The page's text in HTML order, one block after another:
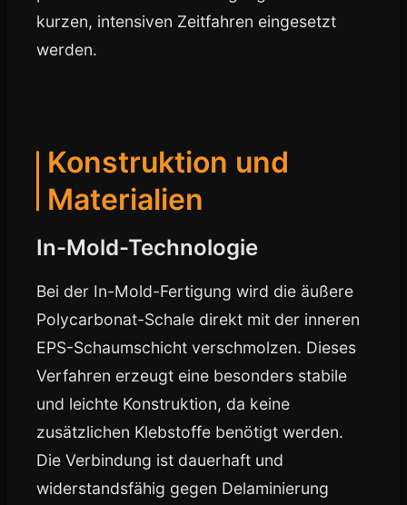
kurzen, intensiven Zeitfahren eingesetzt
werden.
Konstruktion und
Materialien
In-Mold-Technologie
Bei der In-Mold-Fertigung wird die äußere
Polycarbonat-Schale direkt mit der inneren
EPS-Schaumschicht verschmolzen. Dieses
Verfahren erzeugt eine besonders stabile
und leichte Konstruktion, da keine
zusätzlichen Klebstoffe benötigt werden.
Die Verbindung ist dauerhaft und
widerstandsfähig gegen Delaminierung